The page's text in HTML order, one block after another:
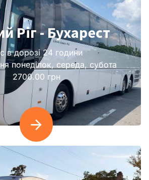
Ріг - Бухарест
в дорозі 24 години
понеділок, середа, субота
2700.00 грн